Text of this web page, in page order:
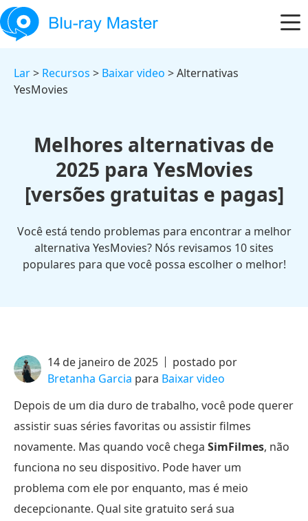
Lar> Recursos > Baixar video > Alternativas
YesMovies
Melhores alternativas de
2025 para YesMovies
[versões gratuitas e pagas]
Você está tendo problemas para encontrar a melhor
alternativa YesMovies? Nós revisamos 10 sites
populares para que você possa escolher o melhor!
14 de janeiro de 2025
postado por
Bretanha Garcia para Baixar video
Depois de um dia duro de trabalho, você pode querer
assistir suas séries favoritas ou assistir filmes
novamente. Mas quando você chega SimFilmes, não
funciona no seu dispositivo. Pode haver um
problema com ele por enquanto, mas é meio
decepcionante. Qual site gratuito será sua